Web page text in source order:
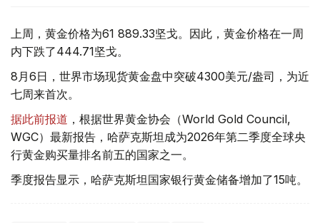
上周，黄金价格为61 889.33坚戈。因此，黄金价格在一周
内下跌了444.71坚戈。
8月6日，世界市场现货黄金盘中突破4300美元/盎司，为近
七周来首次。
据此前报道 ，根据世界黄金协会（World Gold Council,
WGC）最新报告，哈萨克斯坦成为2026年第二季度全球央
行黄金购买量排名前五的国家之一。
季度报告显示，哈萨克斯坦国家银行黄金储备增加了15吨。